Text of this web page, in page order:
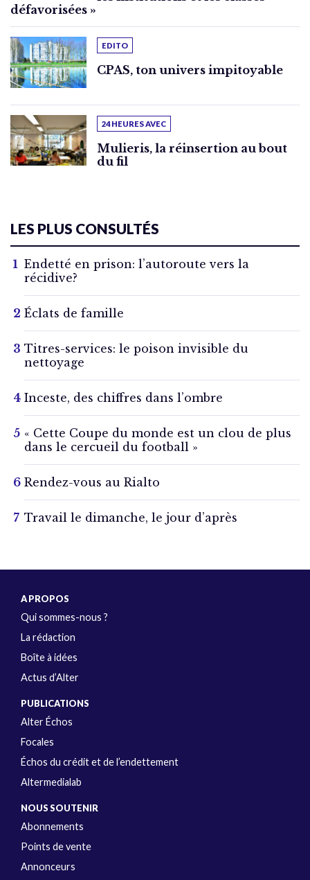
défavorisées »
EDITO
CPAS, ton univers impitoyable
24 HEURES AVEC
Mulieris, la réinsertion au bout
du fil
LES PLUS CONSULTÉS
Endetté en prison: l’autoroute vers la
récidive?
Éclats de famille
Titres-services: le poison invisible du
nettoyage
Inceste, des chiffres dans l’ombre
« Cette Coupe du monde est un clou de plus
dans le cercueil du football »
Rendez-vous au Rialto
Travail le dimanche, le jour d’après
A PROPOS
Qui sommes-nous ?
La rédaction
Boîte à idées
Actus d’Alter
PUBLICATIONS
Alter Échos
Focales
Échos du crédit et de l’endettement
Altermedialab
NOUS SOUTENIR
Abonnements
Points de vente
Annonceurs